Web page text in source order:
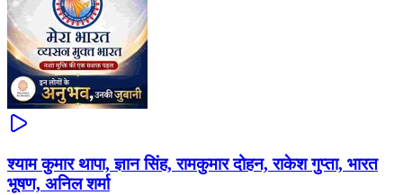
श्याम कुमार थापा, ज्ञान सिंह, रामकुमार दोहन, राकेश गुप्ता, भारत
भूषण, अनिल शर्मा